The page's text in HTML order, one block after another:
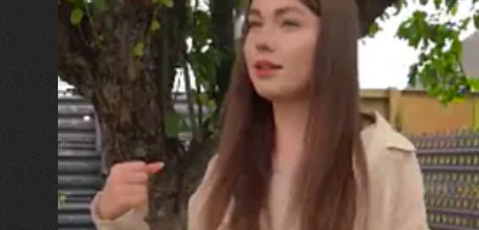
30.07.2026
Калина, Дарина та Віра Папроцькі